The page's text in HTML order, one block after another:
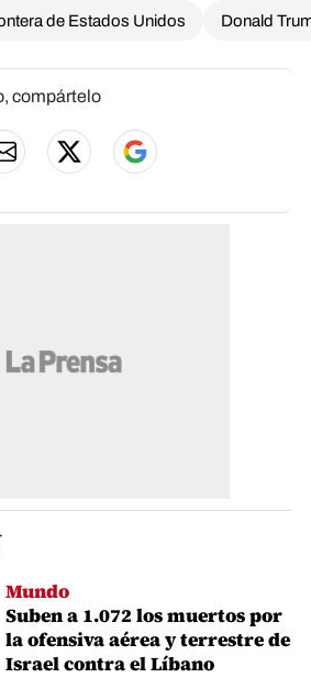
de Estados Unidos Donald
compártelo
Mundo
Suben a 1.072 los muertos por
la ofensiva aérea y terrestre de
Israel contra el Líbano